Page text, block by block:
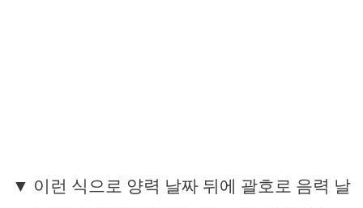
▼ 이런 식으로 양력 날짜 뒤에 괄호로 음력 날